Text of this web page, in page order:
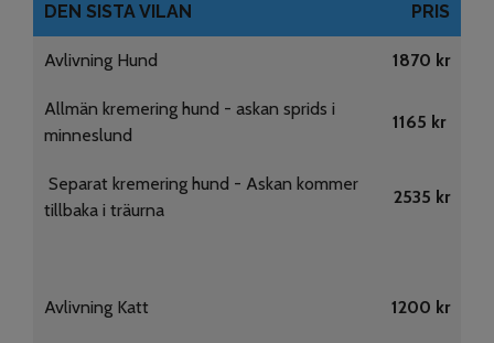
DEN SISTA VILAN PRIS
Avlivning Hund 1870 kr
Allmän kremering hund - askan sprids i
minneslund
1165 kr
Separat kremering hund - Askan kommer
tillbaka i träurna
2535 kr
Avlivning Katt 1200 kr